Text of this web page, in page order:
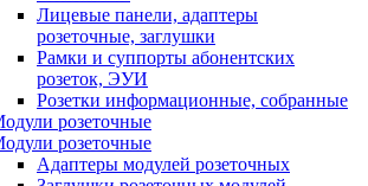
Лицевые панели, адаптеры
розеточные, заглушки
Рамки и суппорты абонентских
розеток, ЭУИ
Розетки информационные, собранные
розеточные
розеточные
Адаптеры модулей розеточных